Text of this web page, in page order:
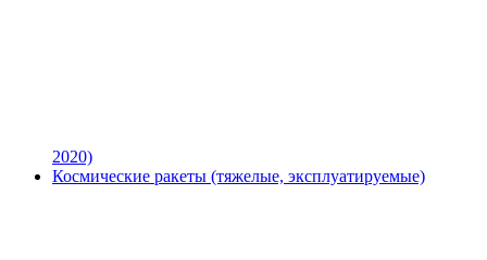
2020)
Космические ракеты (тяжелые, эксплуатируемые)